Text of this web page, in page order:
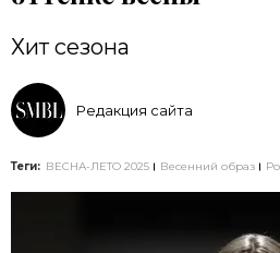
Хит сезона
Редакция сайта
Теги: ВЕСНА-ЛЕТО 2025 Весенний образ